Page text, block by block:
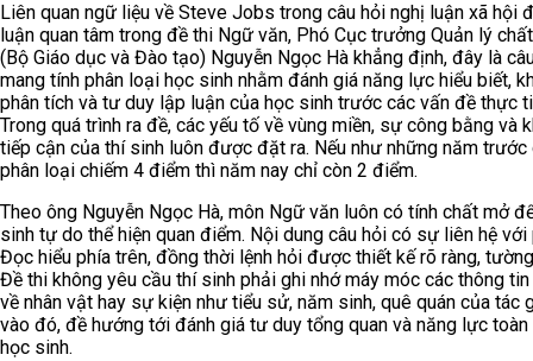
Liên quan ngữ liệu về Steve Jobs trong câu hỏi nghị luận xã hội
luận quan tâm trong đề thi Ngữ văn, Phó Cục trưởng Quản lý
(Bộ Giáo dục và Đào tạo) Nguyễn Ngọc Hà khẳng định, đây là
mang tính phân loại học sinh nhằm đánh giá năng lực hiểu biết,
phân tích và tư duy lập luận của học sinh trước các vấn đề thực
Trong quá trình ra đề, các yếu tố về vùng miền, sự công bằng và
tiếp cận của thí sinh luôn được đặt ra. Nếu như những năm trước
phân loại chiếm 4 điểm thì năm nay chỉ còn 2 điểm.
Theo ông Nguyễn Ngọc Hà, môn Ngữ văn luôn có tính chất mở
sinh tự do thể hiện quan điểm. Nội dung câu hỏi có sự liên hệ với
Đọc hiểu phía trên, đồng thời lệnh hỏi được thiết kế rõ ràng,
Đề thi không yêu cầu thí sinh phải ghi nhớ máy móc các thông
về nhân vật hay sự kiện như tiểu sử, năm sinh, quê quán của tác
vào đó, đề hướng tới đánh giá tư duy tổng quan và năng lực toàn
học sinh.